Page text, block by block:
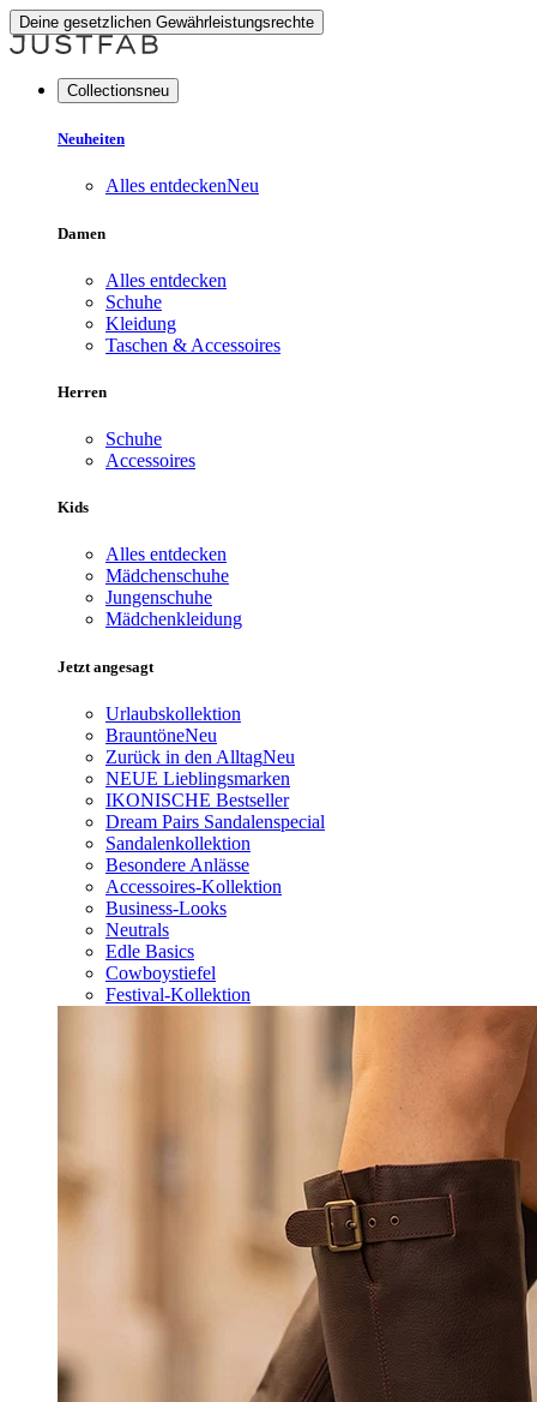
Deine gesetzlichen Gewährleistungsrechte
Collectionsneu
Neuheiten
Alles entdeckenNeu
Damen
Alles entdecken
Schuhe
Kleidung
Taschen & Accessoires
Herren
Schuhe
Accessoires
Kids
Alles entdecken
Mädchenschuhe
Jungenschuhe
Mädchenkleidung
Jetzt angesagt
Urlaubskollektion
BrauntöneNeu
Zurück in den AlltagNeu
NEUE Lieblingsmarken
IKONISCHE Bestseller
Dream Pairs Sandalenspecial
Sandalenkollektion
Besondere Anlässe
Accessoires-Kollektion
Business-Looks
Neutrals
Edle Basics
Cowboystiefel
Festival-Kollektion